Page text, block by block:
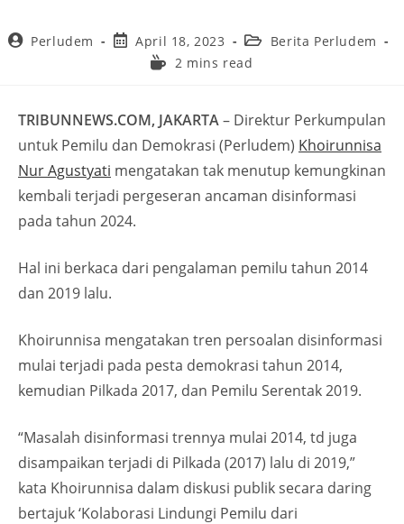
Perludem April 18, 2023
Berita Perludem
2 mins read
TRIBUNNEWS.COM, JAKARTA– Direktur Perkumpulan
untuk Pemilu dan Demokrasi (Perludem) Khoirunnisa
Nur Agustyati mengatakan tak menutup kemungkinan
kembali terjadi pergeseran ancaman disinformasi
pada tahun 2024.
Hal ini berkaca dari pengalaman pemilu tahun 2014
dan 2019 lalu.
Khoirunnisa mengatakan tren persoalan disinformasi
mulai terjadi pada pesta demokrasi tahun 2014,
kemudian Pilkada 2017, dan Pemilu Serentak 2019.
“Masalah disinformasi trennya mulai 2014, td juga
disampaikan terjadi di Pilkada (2017) lalu di 2019,”
kata Khoirunnisa dalam diskusi publik secara daring
bertajuk ‘Kolaborasi Lindungi Pemilu dari